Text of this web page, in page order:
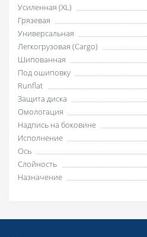
Усиленная (XL)
Грязевая
Универсальная
Легкогрузовая (Cargo)
Шипованная
Под ошиповку
Runflat
Защита диска
Омологация
Надпись на боковине
Исполнение
Ось
Слойность
Назначение